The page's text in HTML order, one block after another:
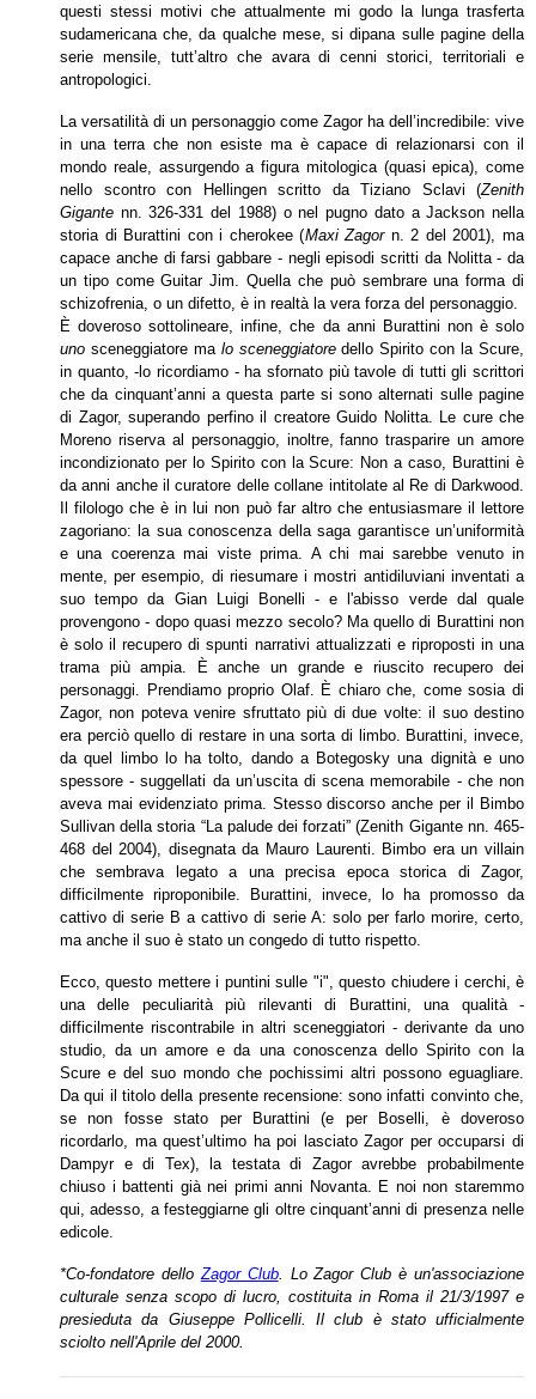
questi stessi motivi che attualmente mi godo la lunga trasferta
sudamericana che, da qualche mese, si dipana sulle pagine della
serie mensile, tutt’altro che avara di cenni storici, territoriali e
antropologici.
La versatilità di un personaggio come Zagor ha dell’incredibile: vive
in una terra che non esiste ma è capace di relazionarsi con il
mondo reale, assurgendo a figura mitologica (quasi epica), come
nello scontro con Hellingen scritto da Tiziano Sclavi (Zenith
Gigante nn. 326-331 del 1988) o nel pugno dato a Jackson nella
storia di Burattini con i cherokee (Maxi Zagorn. 2 del 2001), ma
capace anche di farsi gabbare - negli episodi scritti da Nolitta - da
un tipo comeGuitar Jim. Quella che può sembrare una forma di
schizofrenia, o un difetto, è in realtà la vera forza del personaggio.
È doveroso sottolineare, infine, che da anni Burattini non è solo
uno sceneggiatore ma lo sceneggiatore dello Spirito con la Scure,
in quanto, -lo ricordiamo - ha sfornato più tavole di tutti gli scrittori
che da cinquant’anni a questa parte si sono alternati sulle pagine
di Zagor, superando perfino il creatore Guido Nolitta. Le cure che
Moreno riserva al personaggio, inoltre, fanno trasparire un amore
incondizionato per lo Spirito con la Scure: Non a caso, Burattini è
da anni anche il curatore delle collane intitolate al Re di Darkwood.
Il filologo che è in lui non può far altro che entusiasmare il lettore
zagoriano: la sua conoscenza della saga garantisce un’uniformità
e una coerenza mai viste prima. A chi mai sarebbe venuto in
mente, per esempio, di riesumare i mostri antidiluviani inventati a
suo tempo da Gian Luigi Bonelli - e l'abisso verde dal quale
provengono - dopo quasi mezzo secolo? Ma quello di Burattini non
è solo il recupero di spunti narrativi attualizzati e riproposti in una
trama più ampia. È anche un grande e riuscito recupero dei
personaggi. Prendiamo proprio Olaf. È chiaro che, come sosia di
Zagor, non poteva venire sfruttato più di due volte: il suo destino
era perciò quello di restare in una sorta di limbo. Burattini, invece,
da quel limbo lo ha tolto, dando a Botegosky una dignità e uno
spessore - suggellati da un’uscita di scena memorabile - che non
aveva mai evidenziato prima. Stesso discorso anche per il Bimbo
Sullivan della storia “La palude dei forzati” (Zenith Gigante nn. 465-
468 del 2004), disegnata da Mauro Laurenti. Bimbo era unvillain
che sembrava legato a una precisa epoca storica di Zagor,
difficilmente riproponibile. Burattini, invece, lo ha promosso da
cattivo di serie B a cattivo di serie A: solo per farlo morire, certo,
ma anche il suo è stato un congedo di tutto rispetto.
Ecco, questo mettere i puntini sulle "i", questo chiudere i cerchi, è
una delle peculiarità più rilevanti di Burattini, una qualità -
difficilmente riscontrabile in altri sceneggiatori - derivante da uno
studio, da un amore e da una conoscenza dello Spirito con la
Scure e del suo mondo che pochissimi altri possono eguagliare.
Da qui il titolo della presente recensione: sono infatti convinto che,
se non fosse stato per Burattini (e per Boselli, è doveroso
ricordarlo, ma quest’ultimo ha poi lasciato Zagor per occuparsi di
Dampyr e di
Tex), la testata di Zagor avrebbe probabilmente
chiuso i battenti già nei primi anni Novanta. E noi non staremmo
qui, adesso, a festeggiarne gli oltre cinquant’anni di presenza nelle
edicole.
*Co-fondatore dello Zagor Club. Lo Zagor Club è un'associazione
culturale senza scopo di lucro, costituita in Roma il 21/3/1997 e
presieduta da Giuseppe Pollicelli. Il club è stato ufficialmente
sciolto nell'Aprile del 2000.